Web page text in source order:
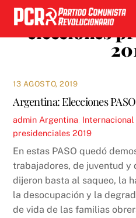
Skip
contentelecciones
13 AGOSTO, 2019
Argentina: Elecciones
admin Argentina Internacional
presidenciales 2019
En estas PASO quedó
trabajadores, de juventud y
dijeron basta al saqueo, la
la desocupación y la
de vida de las familias